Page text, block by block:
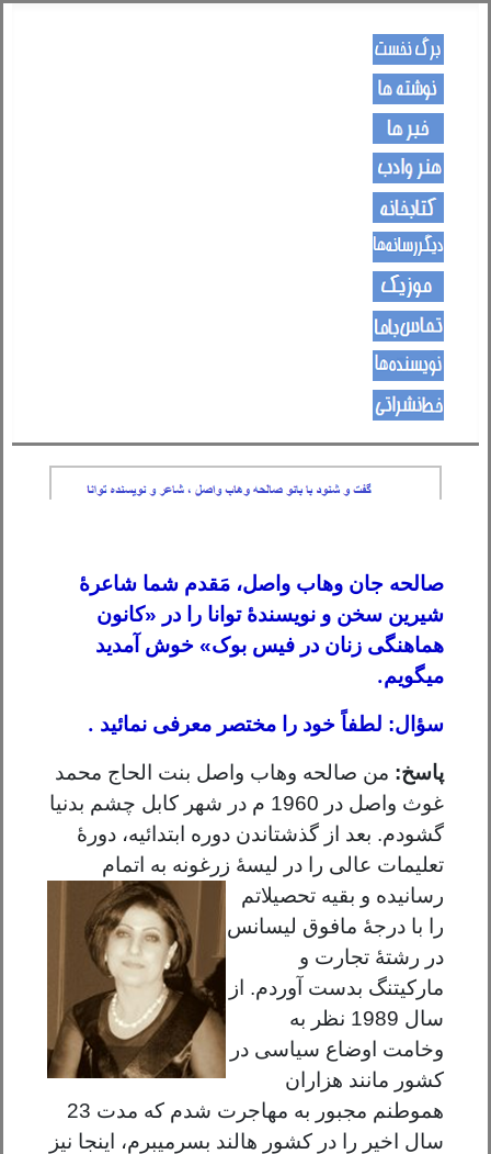
صالحه جان وهاب واصل، مَقدم شما شاعرۀ
شیرین سخن و نویسندۀ توانا را در «کانون
هماهنگی زنان در فیس بوک» خوش آمدید
میگویم.
سؤال: لطفاً خود را مختصر معرفی نمائید .
پاسخ: من صالحه وهاب واصل بنت الحاج محمد
غوث واصل در 1960 م در شهر کابل چشم بدنیا
گشودم. بعد از گذشتاندن دوره ابتدائیه، دورۀ
تعلیمات عالی را در لیسۀ زرغونه به اتمام
رسانیده و بقیه تحصیلاتم
را با درجۀ مافوق لیسانس
در رشتۀ تجارت و
مارکیتنگ بدست آوردم. از
سال 1989 نظر به
وخامت اوضاع سیاسی در
کشور مانند هزاران
هموطنم مجبور به مهاجرت شدم که مدت 23
سال اخیر را در کشور هالند بسرمیبرم، اینجا نیز